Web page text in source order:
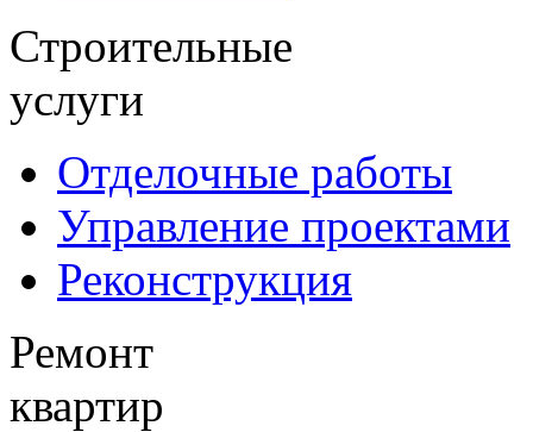
Строительные
услуги
Отделочные работы
Управление проектами
Реконструкция
Ремонт
квартир